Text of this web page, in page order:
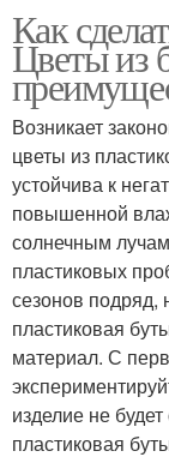
Как
Цветы из
Возникает
цветы из
устойчива к
повышенной
солнечным
пластиковых
сезонов
пластиковая
материал. С
изделие не
пластиковая